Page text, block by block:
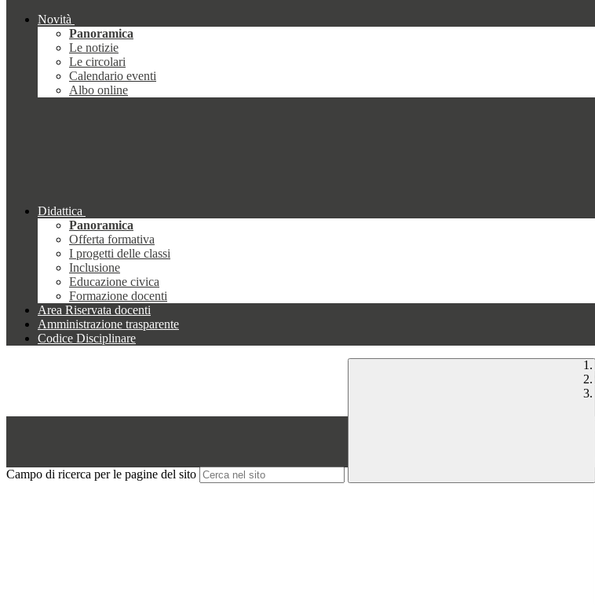
Novità
Panoramica
Le notizie
Le circolari
Calendario eventi
Albo online
Didattica
Panoramica
Offerta formativa
I progetti delle classi
Inclusione
Educazione civica
Formazione docenti
Area Riservata docenti
Amministrazione trasparente
Codice Disciplinare
Campo di ricerca per le pagine del sito